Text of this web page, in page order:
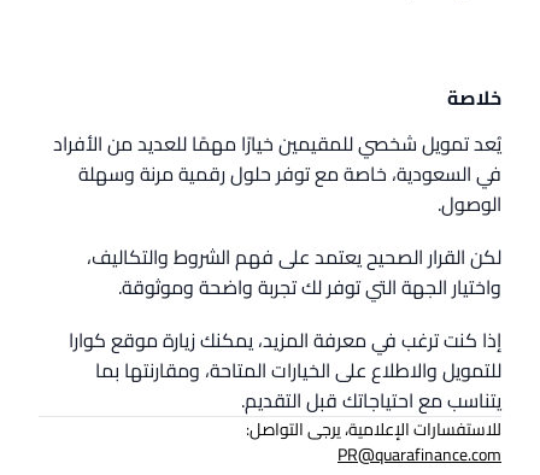
خلاصة
يُعد تمويل شخصي للمقيمين خيارًا مهمًا للعديد من الأفراد
في السعودية، خاصة مع توفر حلول رقمية مرنة وسهلة
الوصول.
لكن القرار الصحيح يعتمد على فهم الشروط والتكاليف،
واختيار الجهة التي توفر لك تجربة واضحة وموثوقة.
إذا كنت ترغب في معرفة المزيد، يمكنك زيارة موقع كوارا
للتمويل والاطلاع على الخيارات المتاحة، ومقارنتها بما
يتناسب مع احتياجاتك قبل التقديم.
للاستفسارات الإعلامية، يرجى التواصل:
PR@quarafinance.com